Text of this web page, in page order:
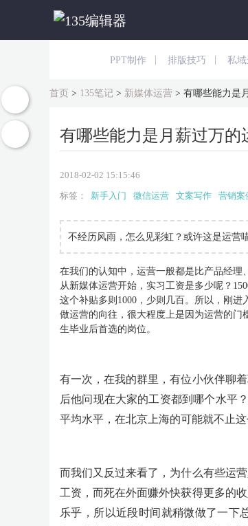
PPT制作 排版技巧 私
首页 > 135笔记 > 新媒体运营 > 有哪些能力是
有哪些能力是月薪过万的
2018-02-02 15:15:46
标签： 新手入门 微信运营 文案写作 营销案
不经历风雨，怎么见彩虹？或许这是运营
在我们的认知中，运营一般都是比产品经
从新媒体运营开始，实习工资是多少呢？
这个补贴多则1000，少则几百。所以，刚
做运营的向往，很大程度上是因为运营的
生毕业后首选的岗位。
有一次，在我的群里，有位小伙伴聊
后他问现在大家的工资都到哪个水平
平均水平，在北京上海的可能就不止
而我们又反过来看了，为什么有些运
工资，而死在外面赚外快获得更多的
乐乎，所以近段时间就稍微做了一下